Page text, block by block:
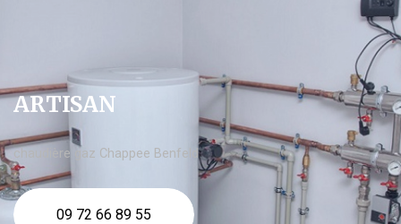
ARTISAN
chaudière gaz Chappee Benfeld
09 72 66 89 55